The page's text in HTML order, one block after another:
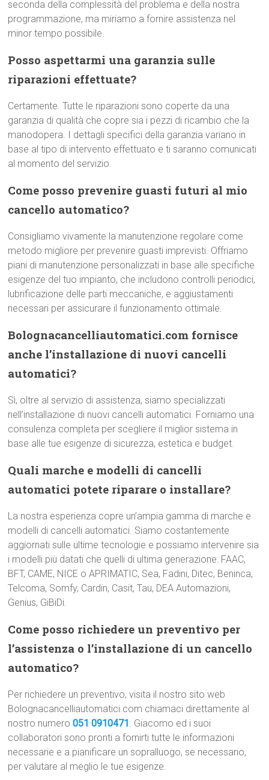
seconda della complessità del problema e della nostra
programmazione, ma miriamo a fornire assistenza nel
minor tempo possibile.
Posso aspettarmi una garanzia sulle
riparazioni effettuate?
Certamente. Tutte le riparazioni sono coperte da una
garanzia di qualità che copre sia i pezzi di ricambio che la
manodopera. I dettagli specifici della garanzia variano in
base al tipo di intervento effettuato e ti saranno comunicati
al momento del servizio.
Come posso prevenire guasti futuri al mio
cancello automatico?
Consigliamo vivamente la manutenzione regolare come
metodo migliore per prevenire guasti imprevisti. Offriamo
piani di manutenzione personalizzati in base alle specifiche
esigenze del tuo impianto, che includono controlli periodici,
lubrificazione delle parti meccaniche, e aggiustamenti
necessari per assicurare il funzionamento ottimale.
Bolognacancelliautomatici.com fornisce
anche l’installazione di nuovi cancelli
automatici?
Sì, oltre al servizio di assistenza, siamo specializzati
nell’installazione di nuovi cancelli automatici. Forniamo una
consulenza completa per scegliere il miglior sistema in
base alle tue esigenze di sicurezza, estetica e budget.
Quali marche e modelli di cancelli
automatici potete riparare o installare?
La nostra esperienza copre un’ampia gamma di marche e
modelli di cancelli automatici. Siamo costantemente
aggiornati sulle ultime tecnologie e possiamo intervenire sia
i modelli più datati che quelli di ultima generazione: FAAC,
BFT, CAME, NICE o APRIMATIC, Sea, Fadini, Ditec, Beninca,
Telcoma, Somfy, Cardin, Casit, Tau, DEA Automazioni,
Genius, GiBiDi.
Come posso richiedere un preventivo per
l’assistenza o l’installazione di un cancello
automatico?
Per richiedere un preventivo, visita il nostro sito web
Bolognacancelliautomatici.com chiamaci direttamente al
nostro numero051 0910471 . Giacomo ed i suoi
collaboratori sono pronti a fornirti tutte le informazioni
necessarie e a pianificare un sopralluogo, se necessario,
per valutare al meglio le tue esigenze.